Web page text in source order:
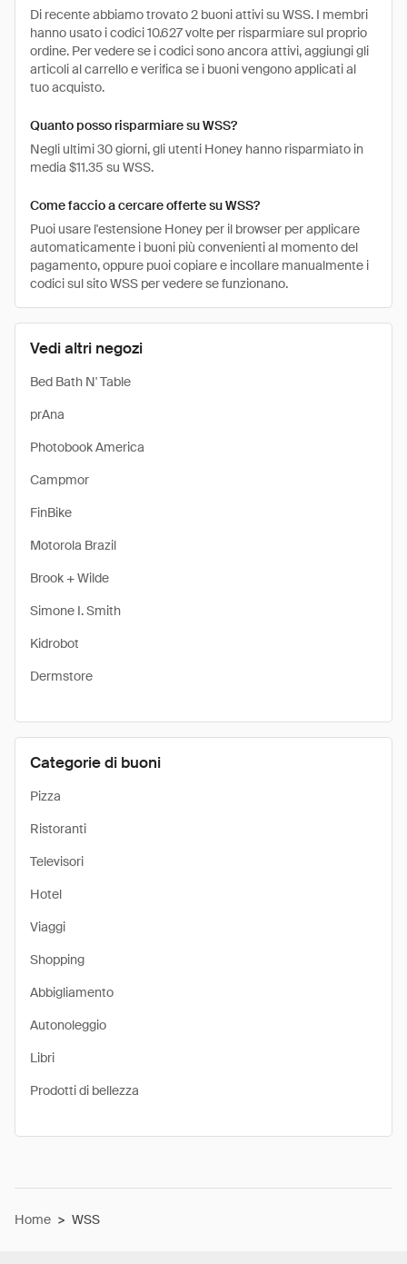
Vedi altri negozi
Bed Bath N' Table
prAna
Photobook America
Campmor
FinBike
Motorola Brazil
Brook + Wilde
Simone I. Smith
Kidrobot
Dermstore
Categorie di buoni
Pizza
Ristoranti
Televisori
Hotel
Viaggi
Shopping
Abbigliamento
Autonoleggio
Libri
Prodotti di bellezza
Di recente abbiamo trovato 2 buoni attivi su WSS. I membri
hanno usato i codici 10.627 volte per risparmiare sul proprio
ordine. Per vedere se i codici sono ancora attivi, aggiungi gli
articoli al carrello e verifica se i buoni vengono applicati al
tuo acquisto.
Quanto posso risparmiare su WSS?
Negli ultimi 30 giorni, gli utenti Honey hanno risparmiato in
media $11.35 su WSS.
Come faccio a cercare offerte su WSS?
Puoi usare l'estensione Honey per il browser per applicare
automaticamente i buoni più convenienti al momento del
pagamento, oppure puoi copiare e incollare manualmente i
codici sul sito WSS per vedere se funzionano.
Home > WSS